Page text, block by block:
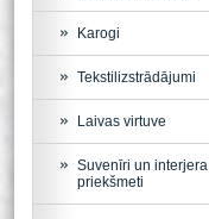
Karogi
Tekstilizstrādājumi
Laivas virtuve
Suvenīri un interjera
priekšmeti